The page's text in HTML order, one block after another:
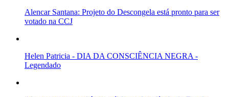
Alencar Santana: Projeto do Descongela está pronto para ser
votado na CCJ
Helen Patricia - DIA DA CONSCIÊNCIA NEGRA -
Legendado